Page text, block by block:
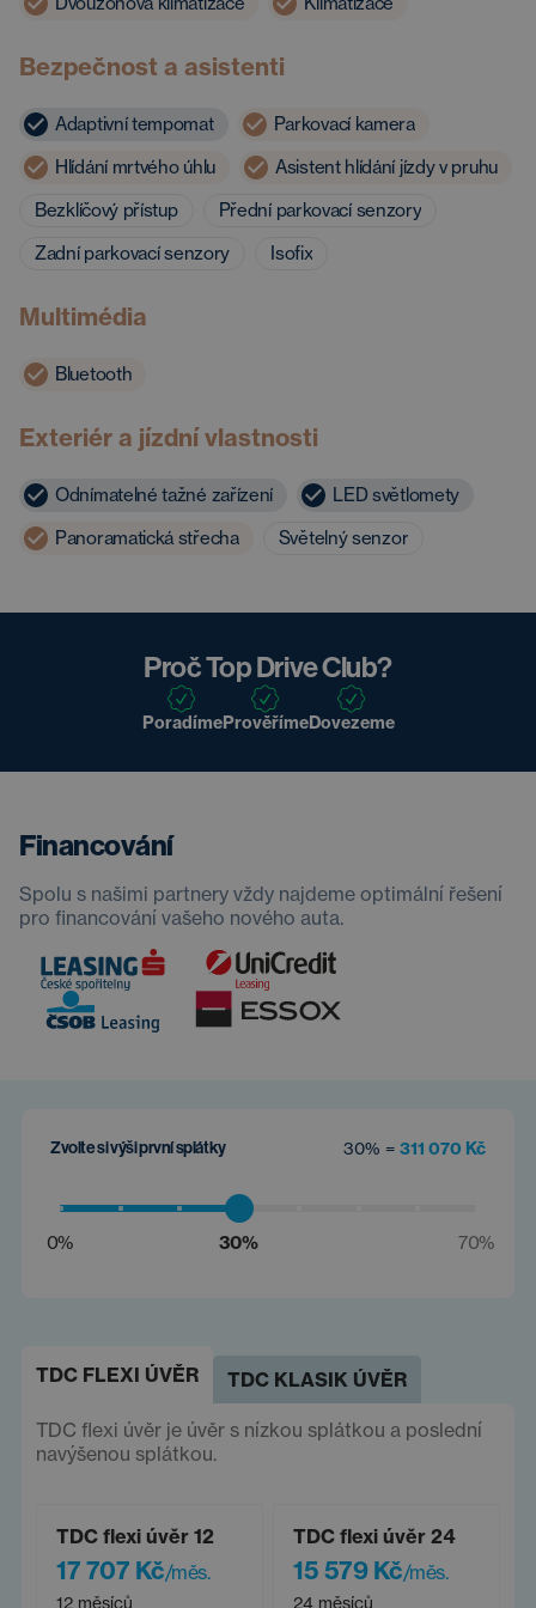
Bezpečnost a asistenti
Adaptivní tempomat
Parkovací kamera
Hlídání mrtvého úhlu
Asistent hlídání jízdy v pruhu
Bezklíčový přístup
Přední parkovací senzory
Zadní parkovací senzory
Isofix
Multimédia
Bluetooth
Exteriér a jízdní vlastnosti
Odnímatelné tažné zařízení
LED světlomety
Panoramatická střecha
Světelný senzor
Proč Top Drive Club?
PoradímePrověřímeDovezeme
Financování
Spolu s našimi partnery vždy najdeme optimální řešení
pro financování vašeho nového auta.
Zvolte si výši první splátky 30% = 311 070 Kč
0% 30% 70%
TDC FLEXI ÚVĚR TDC KLASIK ÚVĚR
TDC flexi úvěr je úvěr s nízkou splátkou a poslední
navýšenou splátkou.
TDC flexi úvěr 12
17 707 Kč/měs.
12 měsíců
TDC flexi úvěr 24
15 579 Kč/měs.
24 měsíců